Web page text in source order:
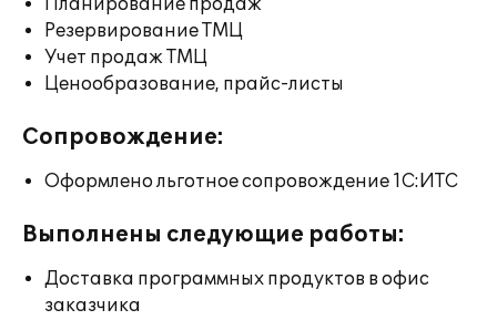
Планирование продаж
Резервирование ТМЦ
Учет продаж ТМЦ
Ценообразование, прайс-листы
Сопровождение:
Оформлено льготное сопровождение 1С:ИТС
Выполнены следующие работы:
Доставка программных продуктов в офис
заказчика